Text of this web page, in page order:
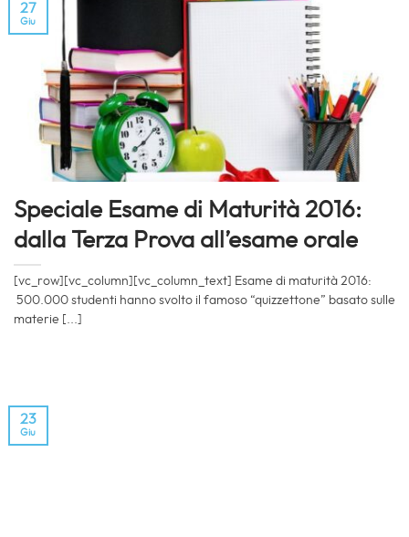
Speciale Esame di Maturità 2016:
dalla Terza Prova all’esame orale
[vc_row][vc_column][vc_column_text] Esame di maturità 2016:
500.000 studenti hanno svolto il famoso “quizzettone” basato sulle
materie [...]
27
Giu
23
Giu